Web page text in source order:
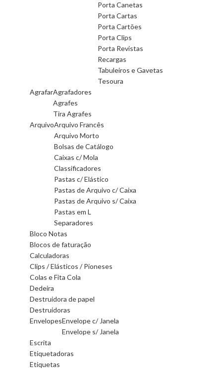
Porta Canetas
Porta Cartas
Porta Cartões
Porta Clips
Porta Revistas
Recargas
Tabuleiros e Gavetas
Tesoura
AgrafarAgrafadores
Agrafes
Tira Agrafes
ArquivoArquivo Francês
Arquivo Morto
Bolsas de Catálogo
Caixas c/ Mola
Classificadores
Pastas c/ Elástico
Pastas de Arquivo c/ Caixa
Pastas de Arquivo s/ Caixa
Pastas em L
Separadores
Bloco Notas
Blocos de faturação
Calculadoras
Clips / Elásticos / Pioneses
Colas e Fita Cola
Dedeira
Destruidora de papel
Destruidoras
EnvelopesEnvelope c/ Janela
Envelope s/ Janela
Escrita
Etiquetadoras
Etiquetas